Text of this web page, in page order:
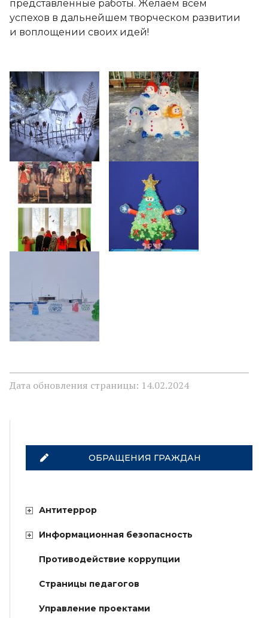
представленные работы. Желаем всем
успехов в дальнейшем творческом развитии
и воплощении своих идей!
Дата обновления страницы: 14.02.2024
ОБРАЩЕНИЯ ГРАЖДАН
Антитеррор
Информационная безопасность
Противодействие коррупции
Страницы педагогов
Управление проектами